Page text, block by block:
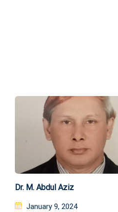
Dr. M. Abdul Aziz
Posted
January 9, 2024